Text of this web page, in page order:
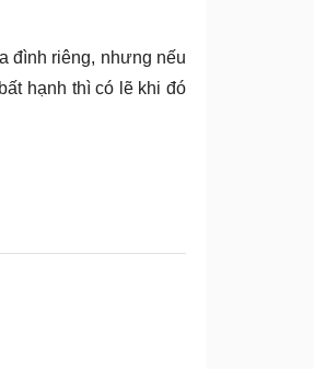
đình riêng, nhưng nếu
hạnh thì có lẽ khi đó